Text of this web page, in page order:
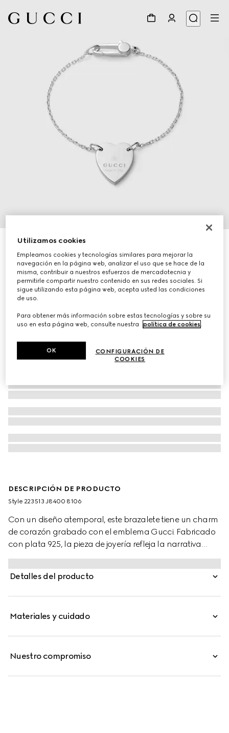
Pulsera Trademark con colgante de corazón
€ 280
DESCRIPCIÓN DE PRODUCTO
Style ‎223513 J8400 8106
Con un diseño atemporal, este brazalete tiene un charm
de corazón grabado con el emblema Gucci. Fabricado
con plata 925, la pieza de joyería refleja la narrativa
romántica de la Firma.
Detalles del producto
Materiales y cuidado
Nuestro compromiso
Utilizamos cookies
Empleamos cookies y tecnologías similares para mejorar la
navegación en la página web, analizar el uso que se hace de la
misma, contribuir a nuestros esfuerzos de mercadotecnia y
permitirle compartir nuestro contenido en sus redes sociales. Si
sigue utilizando esta página web, acepta usted las condiciones
de uso.
Para obtener más información sobre estas tecnologías y sobre su
uso en esta página web, consulte nuestra
política de cookies
CONFIGURACIÓN DE
COOKIES
OK